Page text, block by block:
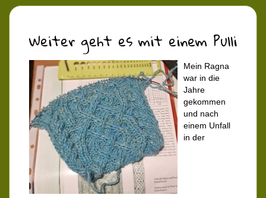
Weiter geht es mit einem Pulli
Mein Ragna
war in die
Jahre
gekommen
und nach
einem Unfall
in der